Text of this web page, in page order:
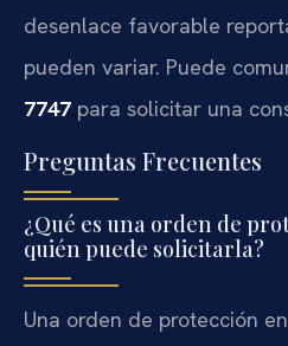
desenlace favorable
pueden variar. Puede
7747 para solicitar una
Preguntas Frecuentes
¿Qué es una orden de
quién puede solicitarla?
Una orden de protección